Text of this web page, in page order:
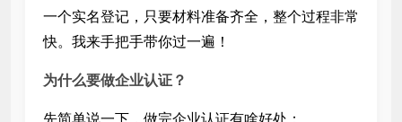
一个实名登记，只要材料准备齐全，整个过程非常
快。我来手把手带你过一遍！
为什么要做企业认证？
先简单说一下，做完企业认证有啥好处：